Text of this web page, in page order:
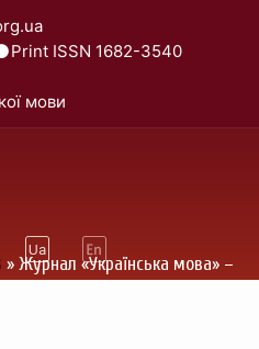
Print ISSN 1682-3540
мови
» Журнал «Українська мова» –